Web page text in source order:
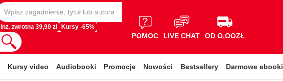
Inż. zwrotna 39,90 zł Kursy -65%
POMOC LIVE CHAT OD O,OOZŁ
Kursy video Audiobooki Promocje Nowości Bestsellery Darmowe ebooki